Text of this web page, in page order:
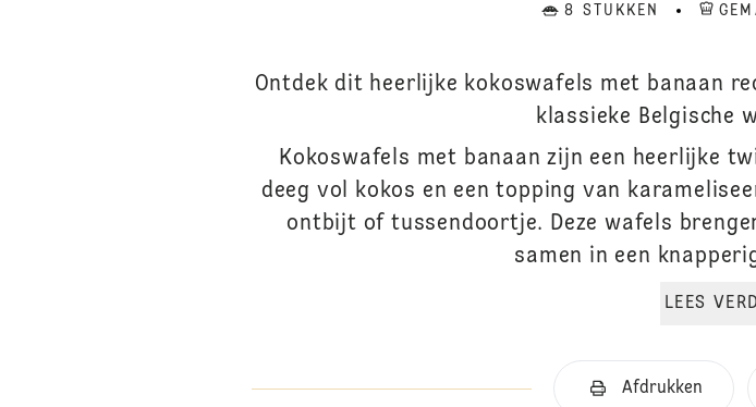
8 STUKKEN
Ontdek dit heerlijke kokoswafels met banaan
klassieke Belgische
Kokoswafels met banaan zijn een heerlijke
deeg vol kokos en een topping van
ontbijt of tussendoortje. Deze wafels
samen in een
Afdrukken